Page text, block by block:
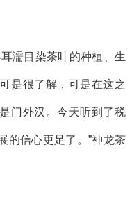
濡目染茶叶的种植、生
是很了解，可是在这之
门外汉。今天听到了税
的信心更足了。”神龙茶